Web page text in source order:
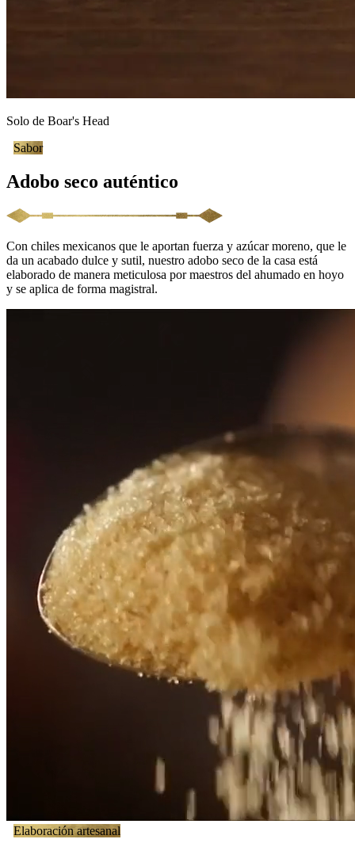
Solo de Boar's Head
Sabor
Adobo seco auténtico
Con chiles mexicanos que le aportan fuerza y azúcar moreno, que le
da un acabado dulce y sutil, nuestro adobo seco de la casa está
elaborado de manera meticulosa por maestros del ahumado en hoyo
y se aplica de forma magistral.
Elaboración artesanal